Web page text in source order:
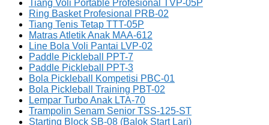
Tiang Voli Portable Profesional TVP-05P
Ring Basket Profesional PRB-02
Tiang Tenis Tetap TTT-05P
Matras Atletik Anak MAA-612
Line Bola Voli Pantai LVP-02
Paddle Pickleball PPT-7
Paddle Pickleball PPT-3
Bola Pickleball Kompetisi PBC-01
Bola Pickleball Training PBT-02
Lempar Turbo Anak LTA-70
Trampolin Senam Senior TSS-125-ST
Starting Block SB-08 (Balok Start Lari)